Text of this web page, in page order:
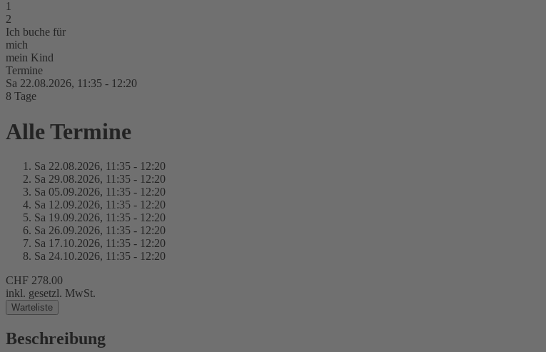
1
2
Ich buche für
mich
mein Kind
Termine
Sa 22.08.2026, 11:35 - 12:20
8 Tage
Alle Termine
Sa 22.08.2026, 11:35 - 12:20
Sa 29.08.2026, 11:35 - 12:20
Sa 05.09.2026, 11:35 - 12:20
Sa 12.09.2026, 11:35 - 12:20
Sa 19.09.2026, 11:35 - 12:20
Sa 26.09.2026, 11:35 - 12:20
Sa 17.10.2026, 11:35 - 12:20
Sa 24.10.2026, 11:35 - 12:20
CHF 278.00
inkl. gesetzl. MwSt.
Warteliste
Beschreibung